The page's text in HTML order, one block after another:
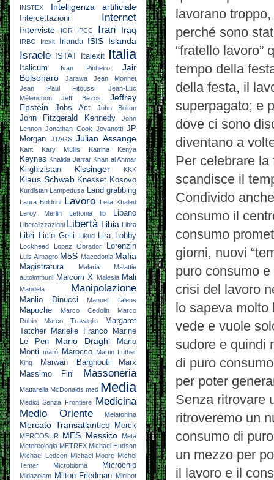
lavorano
perché sono
“fratello lavoro”
tempo della
della festa, il
superpagato; e
dove ci sono
diventano a
Per celebrare la
scandisce il
Condivido
consumo il
consumo
giorni, nuovi
puro consumo
crisi del lavoro
lo sapeva
vede e vuole
sudore e quindi
di puro
per poter
Senza ritrovare
ritroveremo un
consumo di
un mezzo per
il lavoro e il
INSTEX
Intelligenza artificiale
Intercettazioni Internet
Interviste IOR IPCC Iran Iraq
IRBO Irexit Irlanda ISIS Islanda
Israele ISTAT Italexit Italia
Italicum Ivan Pinheiro
Jair
Bolsonaro
Jarawa
Jean Monnet
Jean Paul Fitoussi
Jean-Luc
Mélenchon
Jeff Bezos
Jeffrey
Epstein
Jobs Act John Bolton
John Fitzgerald Kennedy
John
Lennon Jonathan Cook Jovanotti JP
Morgan
JTAGS Julian Assange
Kant Kary Mullis Katrina Kenya
Keynes Khalida Jarrar Khan al Ahmar
Kirghizistan Kissinger KKK
Klaus Schwab Knesset Kosovo
Kurdistan Lampedusa Land grabbing
Laura Boldrini Lavoro
Leila Khaled
Leroy Merlin
Lettonia lib Libano
Liberalizzazioni Libertà Libia Libra
Libri Licio Gelli Likud Lira Lobby
Lockheed Lopez Obrador Lorenzin
Luis Almagro M5S Macedonia Mafia
Magistratura Malaria
Malattie
autoimmuni Malcom X Malesia Mali
Mandela Manipolazione
Manlio Dinucci Manuel Talens
Mapuche Marco Cedolin
Marco
Rubio
Marco Travaglio
Margaret
Tatcher
Marielle Franco
Marine
Le Pen
Mario Draghi
Mario
Monti
marò Marocco
Martin Luther
King
Marwan Barghouti
Marx
Massimo Fini
Massoneria
Mattarella McDonalds med Media
Medici Senza Frontiere Medicina
Medio Oriente
Melatonina
Mercato Transatlantico Merck
MERCOSUR MES Messico
Meta
Metereologia METREX Michael Hudson
Michael Ledeen Michael Moore Michel
Temer
Microbioma Microchip
Midazolam Milton Friedman Minibot